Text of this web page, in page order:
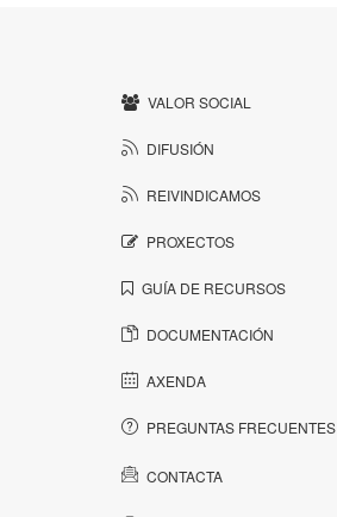
VALOR SOCIAL
DIFUSIÓN
REIVINDICAMOS
PROXECTOS
GUÍA DE RECURSOS
DOCUMENTACIÓN
AXENDA
PREGUNTAS FRECUENTES
CONTACTA